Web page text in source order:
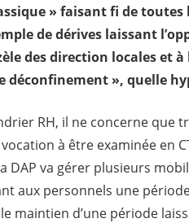
» faisant fi de
de dérives laissant
des direction locales et
déconfinement », quelle
RH, il ne concerne
à être examinée en
DAP va gérer plusieurs
aux personnels une
maintien d’une période